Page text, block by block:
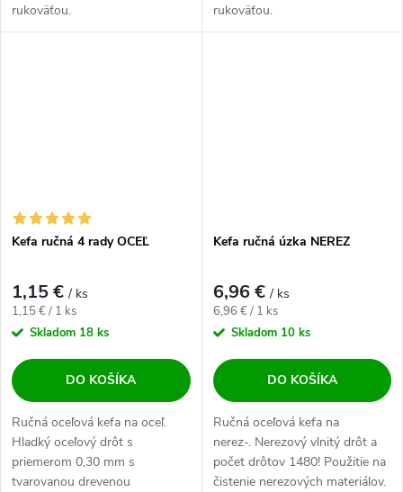
rukoväťou.
rukoväťou.
Kefa ručná 4 rady OCEĽ
1,15 €/ ks
Jednotková cena:
1,15 € / 1 ks
Skladom 18 ks
DO KOŠÍKA
Ručná oceľová kefa na oceľ.
Hladký oceľový drôt s
priemerom 0,30 mm s
tvarovanou drevenou
Kefa ručná úzka NEREZ
6,96 €/ ks
Jednotková cena:
6,96 € / 1 ks
Skladom 10 ks
DO KOŠÍKA
Ručná oceľová kefa na
nerez-. Nerezový vlnitý drôt a
počet drôtov 1480! Použitie na
čistenie nerezových materiálov.